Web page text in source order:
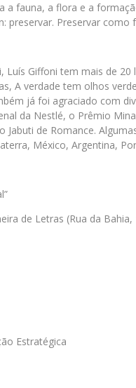
a fauna, a flora e a
preservar. Preservar
Luís Giffoni tem mais de
A verdade tem olhos
já foi agraciado com
da Nestlé, o Prêmio
Jabuti de Romance.
México, Argentina,
de Letras (Rua da Bahia,
Estratégica